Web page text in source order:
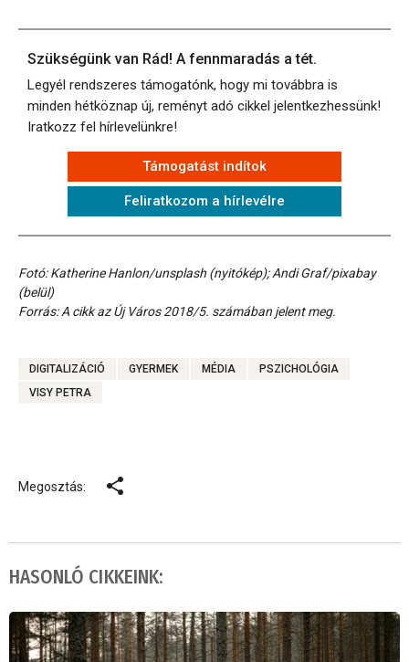
Szükségünk van Rád! A fennmaradás a tét.
Legyél rendszeres támogatónk, hogy mi továbbra is
minden hétköznap új, reményt adó cikkel jelentkezhessünk!
Iratkozz fel hírlevelünkre!
Támogatást indítok
Feliratkozom a hírlevélre
Fotó: Katherine Hanlon/unsplash (nyitókép); Andi Graf/pixabay
(belül)
Forrás: A cikk az Új Város 2018/5. számában jelent meg.
DIGITALIZÁCIÓ GYERMEK MÉDIA
PSZICHOLÓGIA
VISY PETRA
Megosztás:
HASONLÓ CIKKEINK: